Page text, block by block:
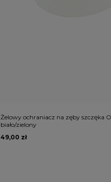
Żelowy ochraniacz na zęby szczęka
biało/zielony
49,00 zł